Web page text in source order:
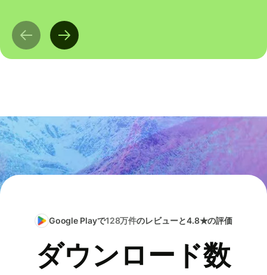
Google Playで128万件のレビューと4.8★の評価
ダウンロード数